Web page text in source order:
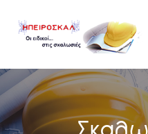
ΑΡΧΙΚΗ
ΗΠΕΙΡΟΣΚΑΛ